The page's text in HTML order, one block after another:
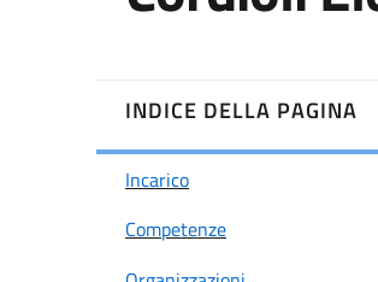
INDICE DELLA PAGINA
Incarico
Competenze